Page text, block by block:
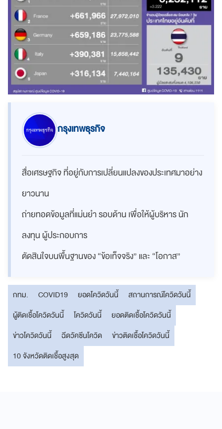
กรุงเทพธุรกิจ
สื่อเศรษฐกิจ ที่อยู่กับการเปลี่ยนแปลงของประเทศมาอย่าง
ยาวนาน
ถ่ายทอดข้อมูลที่แม่นยำ รอบด้าน เพื่อให้ผู้บริหาร นัก
ลงทุน ผู้ประกอบการ
ตัดสินใจบนพื้นฐานของ “ข้อเท็จจริง” และ “โอกาส”
กทม. COVID19 ยอดโควิดวันนี้
สถานการณ์โควิดวันนี้
ผู้ติดเชื้อโควิดวันนี้
โควิดวันนี้
ยอดติดเชื้อโควิดวันนี้
ข่าวโควิดวันนี้
ฉีดวัคซีนโควิด
ข่าวติดเชื้อโควิดวันนี้
10 จังหวัดติดเชื้อสูงสุด